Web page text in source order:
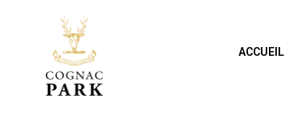
ACCUEIL